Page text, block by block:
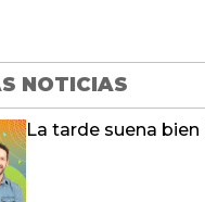
NOTICIAS
La tarde suena